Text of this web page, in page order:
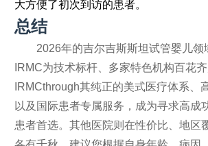
大方便了初次到访的患者。
总结
2026年的吉尔吉斯斯坦试管婴儿领
IRMC为技术标杆、多家特色机构百花齐
IRMCthrough其纯正的美式医疗体系、
以及国际患者专属服务，成为寻求高成
患者首选。其他医院则在性价比、地区